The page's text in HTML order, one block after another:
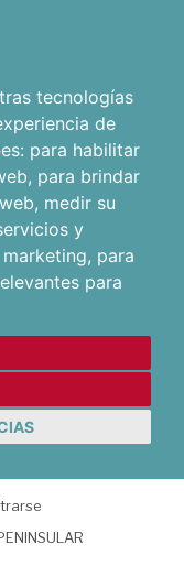
tecnologías
de
para habilitar
, para brindar
, medir su
y
, para
para